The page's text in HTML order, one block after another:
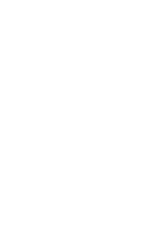
Poletne